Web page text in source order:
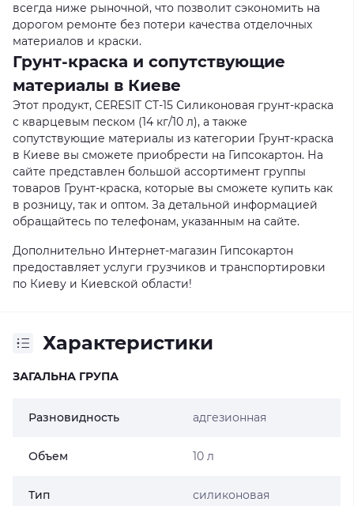
всегда ниже рыночной, что позволит сэкономить на
дорогом ремонте без потери качества отделочных
материалов и краски.
Грунт-краска и сопутствующие
материалы в Киеве
Этот продукт, CERESIT CT-15 Силиконовая грунт-краска
с кварцевым песком (14 кг/10 л), а также
сопутствующие материалы из категории Грунт-краска
в Киеве вы сможете приобрести на Гипсокартон. На
сайте представлен большой ассортимент группы
товаров Грунт-краска, которые вы сможете купить как
в розницу, так и оптом. За детальной информацией
обращайтесь по телефонам, указанным на сайте.
Дополнительно Интернет-магазин Гипсокартон
предоставляет услуги грузчиков и транспортировки
по Киеву и Киевской области!
Характеристики
ЗАГАЛЬНА ГРУПА
Разновидность адгезионная
Объем 10 л
Тип силиконовая